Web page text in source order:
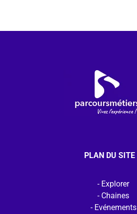
PLAN DU SITE
Explorer
Chaines
Evénements